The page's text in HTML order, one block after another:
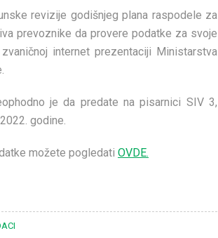
revizije godišnjeg plana raspodele za
prevoznike da provere podatke za svoje
internet prezentaciji Ministarstva
je da predate na pisarnici SIV 3,
godine.
možete pogledati OVDE.